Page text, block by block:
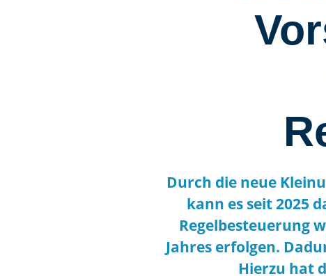
Durch die neue
kann es seit 2025
Regelbesteuerung
Jahres erfolgen.
Hierzu hat